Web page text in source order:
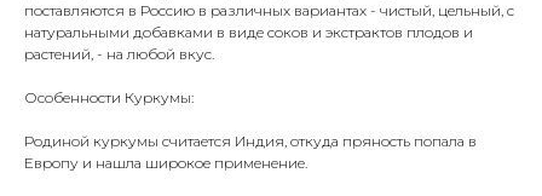
поставляются в Россию в различных вариантах - чистый, цельный, с
натуральными добавками в виде соков и экстрактов плодов и
растений, - на любой вкус.
Особенности Куркумы:
Родиной куркумы считается Индия, откуда пряность попала в
Европу и нашла широкое применение.